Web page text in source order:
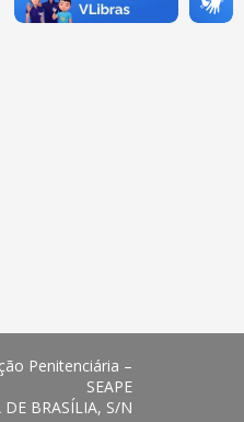
Penitenciária –
SEAPE
DE BRASÍLIA, S/N